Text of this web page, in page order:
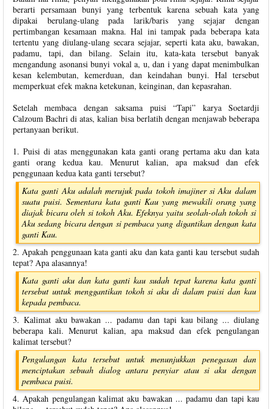
berarti persamaan bunyi yang terbentuk karena sebuah kata yang
dipakai berulang-ulang pada larik/baris yang sejajar dengan
pertimbangan kesamaan makna. Hal ini tampak pada beberapa kata
tertentu yang diulang-ulang secara sejajar, seperti kata aku, bawakan,
padamu, tapi, dan bilang. Selain itu, kata-kata tersebut banyak
mengandung asonansi bunyi vokal a, u, dan i yang dapat menimbulkan
kesan kelembutan, kemerduan, dan keindahan bunyi. Hal tersebut
memperkuat efek makna ketekunan, keinginan, dan kepasrahan.
Setelah membaca dengan saksama puisi “Tapi” karya Soetardji
Calzoum Bachri di atas, kalian bisa berlatih dengan menjawab beberapa
pertanyaan berikut.
1. Puisi di atas menggunakan kata ganti orang pertama aku dan kata
ganti orang kedua kau. Menurut kalian, apa maksud dan efek
penggunaan kedua kata ganti tersebut?
Kata ganti Aku adalah merujuk pada tokoh imajiner si Aku dalam
suatu puisi. Sementara kata ganti Kau yang mewakili orang yang
diajak bicara oleh si tokoh Aku. Efeknya yaitu seolah-olah tokoh si
Aku sedang bicara dengan si pembaca yang digantikan dengan kata
ganti Kau.
2. Apakah penggunaan kata ganti aku dan kata ganti kau tersebut sudah
tepat? Apa alasannya!
Kata ganti aku dan kata ganti kau sudah tepat karena kata ganti
tersebut untuk menggantikan tokoh si aku di dalam puisi dan kau
kepada pembaca.
3. Kalimat aku bawakan ... padamu dan tapi kau bilang ... diulang
beberapa kali. Menurut kalian, apa maksud dan efek pengulangan
kalimat tersebut?
Pengulangan kata tersebut untuk menunjukkan penegasan dan
menciptakan sebuah dialog antara penyiar atau si aku dengan
pembaca puisi.
4. Apakah pengulangan kalimat aku bawakan ... padamu dan tapi kau